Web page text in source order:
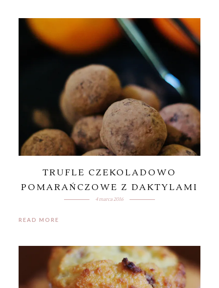
TRUFLE CZEKOLADOWO
POMARAŃCZOWE Z DAKTYLAMI
4 marca 2016
READ MORE